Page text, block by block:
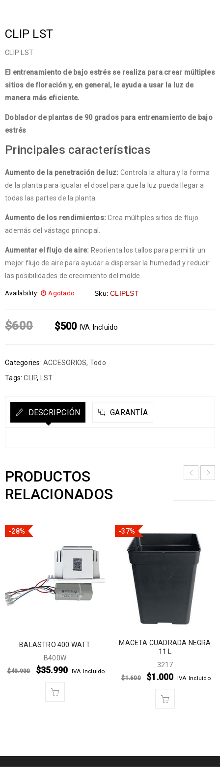
CLIP LST
CLIP LST
El entrenamiento de bajo estrés se realiza para crear múltiples
sitios de floración y, en general, le ayuda a usar la luz de
manera más eficiente.
Doblador de plantas de 90 grados para entrenamiento de bajo
estrés
Principales características
Aumento de la penetración de luz: Controla la altura y la forma
de la planta para igualar el dosel para que la luz pueda llegar a
todas las partes de la planta.
Aumento de los rendimientos:Crea múltiples sitios de flujo
además del vástago principal.
Aumentar el flujo de aire: Reorienta los tallos para permitir un
mejor flujo de aire para ayudar a dispersar la humedad y reducir
las posibilidades de crecimiento del molde.
Availability: Agotado Sku: CLIPLST
$600 $500 IVA Incluido
Categories: ACCESORIOS, Todo
Tags: CLIP, LST
DESCRIPCIÓN GARANTÍA
PRODUCTOS
RELACIONADOS
-28%
BALASTRO 400 WATT
B400W
$49.990 $35.990 IVA Incluido
-37%
MACETA CUADRADA NEGRA
11 L
3217
$1.600 $1.000 IVA Incluido